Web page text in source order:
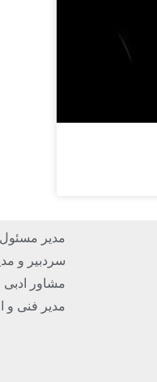
مدیر
سردبیر و
مشاور
مدیر فنی و